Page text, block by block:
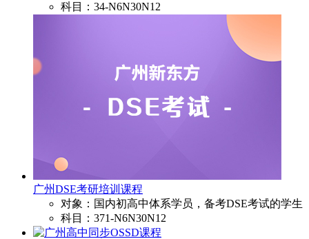
科目：34-N6N30N12
广州DSE考研培训课程
对象：国内初高中体系学员，备考DSE考试的学生
科目：371-N6N30N12